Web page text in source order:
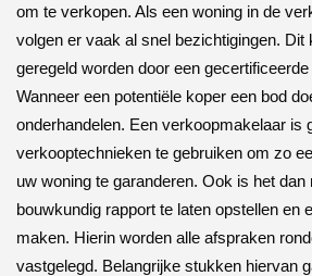
om te verkopen. Als een woning in de
volgen er vaak al snel bezichtigingen. Dit
geregeld worden door een gecertificeerde
Wanneer een potentiële koper een bod
onderhandelen. Een verkoopmakelaar is
verkooptechnieken te gebruiken om zo
uw woning te garanderen. Ook is het
bouwkundig rapport te laten opstellen en
maken. Hierin worden alle afspraken
vastgelegd. Belangrijke stukken hiervan